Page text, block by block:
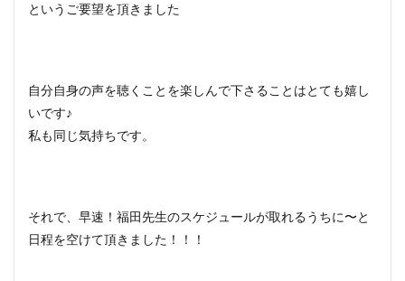
というご要望を頂きました
自分自身の声を聴くことを楽しんで下さることはとても嬉し
いです♪
私も同じ気持ちです。
それで、早速！福田先生のスケジュールが取れるうちに〜と
日程を空けて頂きました！！！